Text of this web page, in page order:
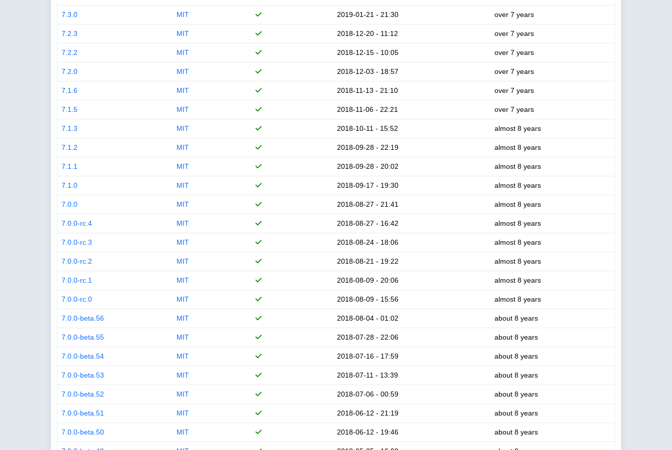
7.3.0 MIT 2019-01-21 - 21:30 over 7 years
7.2.3 MIT 2018-12-20 - 11:12 over 7 years
7.2.2 MIT 2018-12-15 - 10:05 over 7 years
7.2.0 MIT 2018-12-03 - 18:57 over 7 years
7.1.6 MIT 2018-11-13 - 21:10 over 7 years
7.1.5 MIT 2018-11-06 - 22:21 over 7 years
7.1.3 MIT 2018-10-11 - 15:52 almost 8 years
7.1.2 MIT 2018-09-28 - 22:19 almost 8 years
7.1.1 MIT 2018-09-28 - 20:02 almost 8 years
7.1.0 MIT 2018-09-17 - 19:30 almost 8 years
7.0.0 MIT 2018-08-27 - 21:41 almost 8 years
7.0.0-rc.4 MIT 2018-08-27 - 16:42 almost 8 years
7.0.0-rc.3 MIT 2018-08-24 - 18:06 almost 8 years
7.0.0-rc.2 MIT 2018-08-21 - 19:22 almost 8 years
7.0.0-rc.1 MIT 2018-08-09 - 20:06 almost 8 years
7.0.0-rc.0 MIT 2018-08-09 - 15:56 almost 8 years
7.0.0-beta.56 MIT 2018-08-04 - 01:02 about 8 years
7.0.0-beta.55 MIT 2018-07-28 - 22:06 about 8 years
7.0.0-beta.54 MIT 2018-07-16 - 17:59 about 8 years
7.0.0-beta.53 MIT 2018-07-11 - 13:39 about 8 years
7.0.0-beta.52 MIT 2018-07-06 - 00:59 about 8 years
7.0.0-beta.51 MIT 2018-06-12 - 21:19 about 8 years
7.0.0-beta.50 MIT 2018-06-12 - 19:46 about 8 years